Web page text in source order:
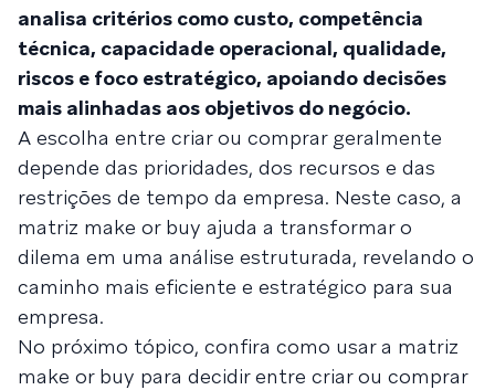
analisa critérios como custo, competência
técnica, capacidade operacional, qualidade,
riscos e foco estratégico, apoiando decisões
mais alinhadas aos objetivos do negócio.
A escolha entre criar ou comprar geralmente
depende das prioridades, dos recursos e das
restrições de tempo da empresa. Neste caso, a
matriz make or buy ajuda a transformar o
dilema em uma análise estruturada, revelando o
caminho mais eficiente e estratégico para sua
empresa.
No próximo tópico, confira como usar a matriz
make or buy para decidir entre criar ou comprar